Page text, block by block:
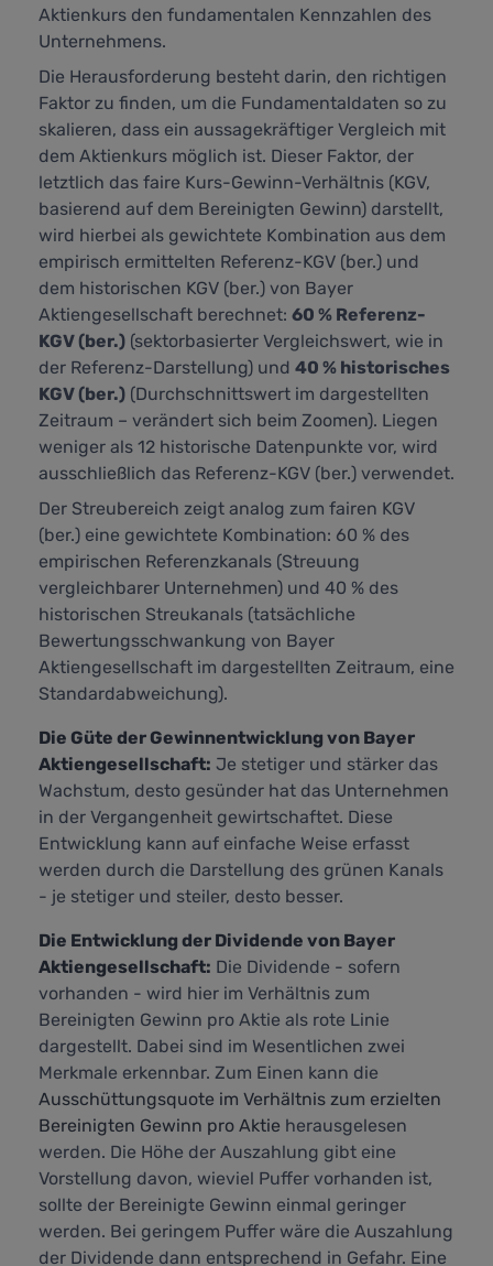
Aktienkurs den fundamentalen Kennzahlen des
Unternehmens.
Die Herausforderung besteht darin, den richtigen
Faktor zu finden, um die Fundamentaldaten so zu
skalieren, dass ein aussagekräftiger Vergleich mit
dem Aktienkurs möglich ist. Dieser Faktor, der
letztlich das faire Kurs-Gewinn-Verhältnis (KGV,
basierend auf dem Bereinigten Gewinn) darstellt,
wird hierbei als gewichtete Kombination aus dem
empirisch ermittelten Referenz-KGV (ber.) und
dem historischen KGV (ber.) von Bayer
Aktiengesellschaft berechnet: 60 % Referenz-
KGV (ber.) (sektorbasierter Vergleichswert, wie in
der Referenz-Darstellung) und 40 % historisches
KGV (ber.) (Durchschnittswert im dargestellten
Zeitraum – verändert sich beim Zoomen). Liegen
weniger als 12 historische Datenpunkte vor, wird
ausschließlich das Referenz-KGV (ber.) verwendet.
Der Streubereich zeigt analog zum fairen KGV
(ber.) eine gewichtete Kombination: 60 % des
empirischen Referenzkanals (Streuung
vergleichbarer Unternehmen) und 40 % des
historischen Streukanals (tatsächliche
Bewertungsschwankung von Bayer
Aktiengesellschaft im dargestellten Zeitraum, eine
Standardabweichung).
Die Güte der Gewinnentwicklung von Bayer
Aktiengesellschaft: Je stetiger und stärker das
Wachstum, desto gesünder hat das Unternehmen
in der Vergangenheit gewirtschaftet. Diese
Entwicklung kann auf einfache Weise erfasst
werden durch die Darstellung des grünen Kanals
- je stetiger und steiler, desto besser.
Die Entwicklung der Dividende von Bayer
Aktiengesellschaft: Die Dividende - sofern
vorhanden - wird hier im Verhältnis zum
Bereinigten Gewinn pro Aktie als rote Linie
dargestellt. Dabei sind im Wesentlichen zwei
Merkmale erkennbar. Zum Einen kann die
Ausschüttungsquote im Verhältnis zum erzielten
Bereinigten Gewinn pro Aktie herausgelesen
werden. Die Höhe der Auszahlung gibt eine
Vorstellung davon, wieviel Puffer vorhanden ist,
sollte der Bereinigte Gewinn einmal geringer
werden. Bei geringem Puffer wäre die Auszahlung
der Dividende dann entsprechend in Gefahr. Eine